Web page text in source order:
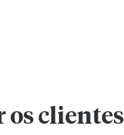
os clientes